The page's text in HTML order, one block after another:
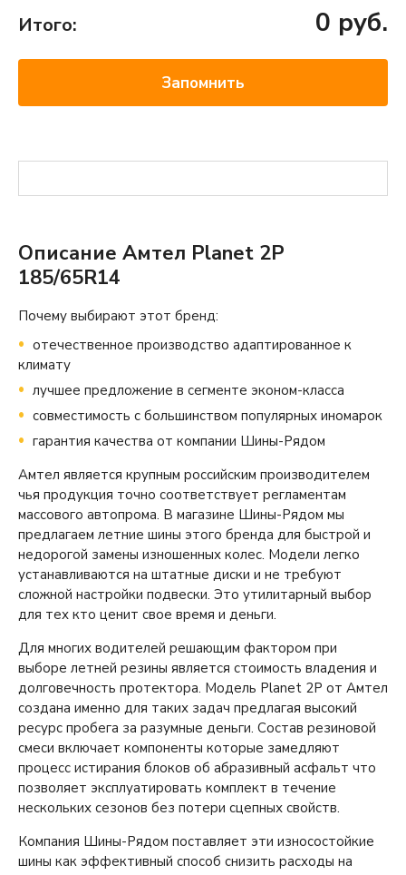
Итого: 0 руб.
Запомнить
Описание Амтел Planet 2P
185/65R14
Почему выбирают этот бренд:
отечественное производство адаптированное к
климату
лучшее предложение в сегменте эконом-класса
совместимость с большинством популярных иномарок
гарантия качества от компании Шины-Рядом
Амтел является крупным российским производителем
чья продукция точно соответствует регламентам
массового автопрома. В магазине Шины-Рядом мы
предлагаем летние шины этого бренда для быстрой и
недорогой замены изношенных колес. Модели легко
устанавливаются на штатные диски и не требуют
сложной настройки подвески. Это утилитарный выбор
для тех кто ценит свое время и деньги.
Для многих водителей решающим фактором при
выборе летней резины является стоимость владения и
долговечность протектора. Модель Planet 2P от Амтел
создана именно для таких задач предлагая высокий
ресурс пробега за разумные деньги. Состав резиновой
смеси включает компоненты которые замедляют
процесс истирания блоков об абразивный асфальт что
позволяет эксплуатировать комплект в течение
нескольких сезонов без потери сцепных свойств.
Компания Шины-Рядом поставляет эти износостойкие
шины как эффективный способ снизить расходы на